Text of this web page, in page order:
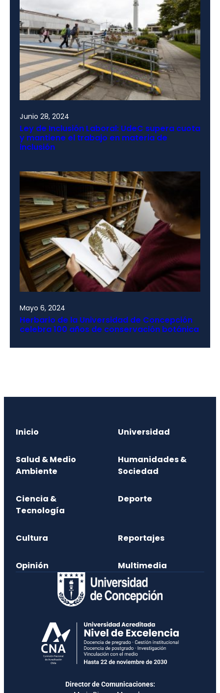
Junio 28, 2024
Ley de Inclusión Laboral: UdeC supera cuota
y mantiene el trabajo en materia de
inclusión
Mayo 6, 2024
Herbario de la Universidad de Concepción
celebra 100 años de conservación botánica
Inicio Universidad
Salud & Medio
Ambiente
Humanidades &
Sociedad
Ciencia &
Tecnología
Deporte
Cultura Reportajes
Opinión Multimedia
Director de Comunicaciones: